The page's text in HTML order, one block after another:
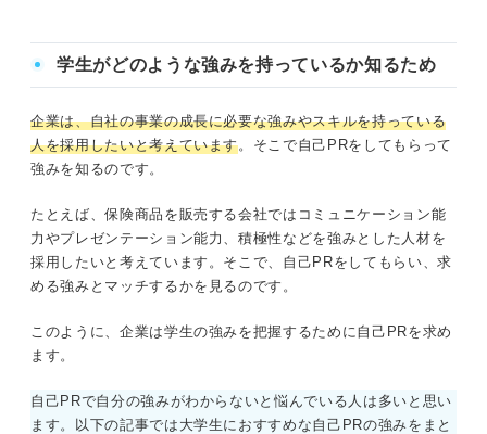
学生がどのような強みを持っているか知るため
企業は、自社の事業の成長に必要な強みやスキルを持っている
人を採用したいと考えています。そこで自己PRをしてもらって
強みを知るのです。
たとえば、保険商品を販売する会社ではコミュニケーション能
力やプレゼンテーション能力、積極性などを強みとした人材を
採用したいと考えています。そこで、自己PRをしてもらい、求
める強みとマッチするかを見るのです。
このように、企業は学生の強みを把握するために自己PRを求め
ます。
自己PRで自分の強みがわからないと悩んでいる人は多いと思い
ます。以下の記事では大学生におすすめな自己PRの強みをまと